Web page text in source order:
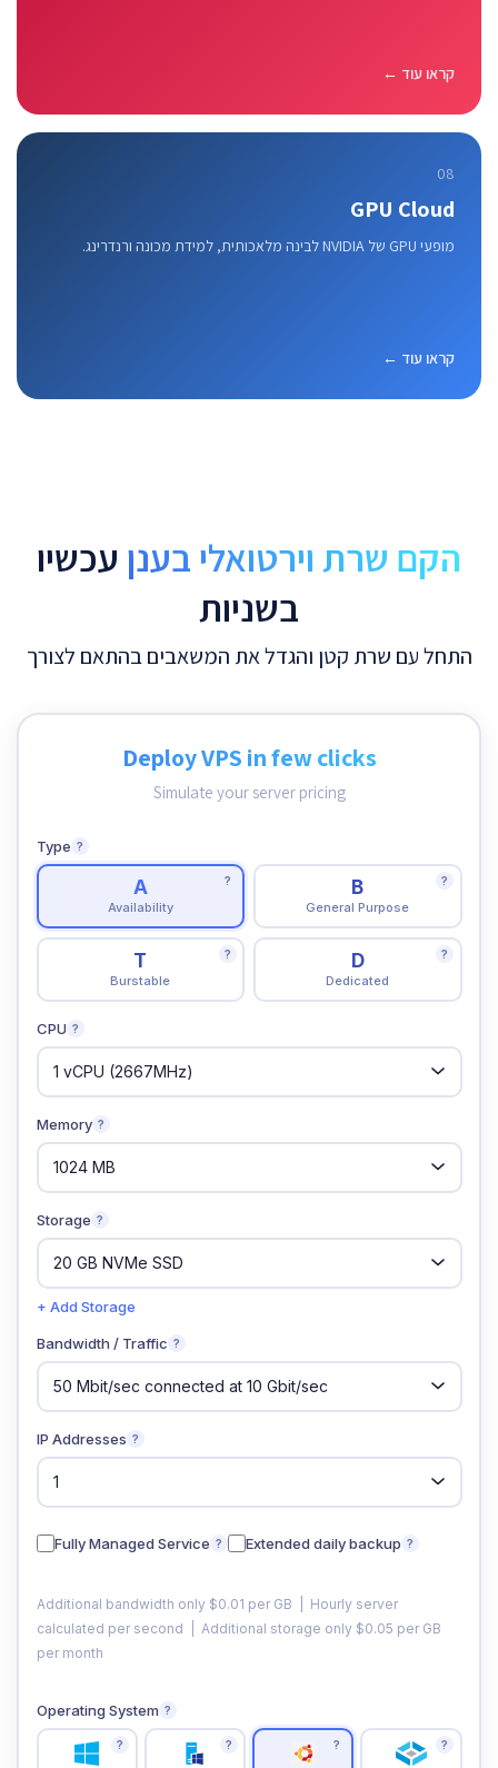
קראו עוד ←
08
GPU Cloud
מופעי GPU של NVIDIA לבינה מלאכותית, למידת מכונה ורנדרינג.
קראו עוד ←
הקם שרת וירטואלי בענן עכשיו
בשניות
התחל עם שרת קטן והגדל את המשאבים בהתאם לצורך
Deploy VPS in few clicks
Simulate your server pricing
Type ?
A
Availability
? B
General Purpose
?
T
Burstable
? D
Dedicated
?
CPU ?
Memory ?
Storage ?
+ Add Storage
Bandwidth / Traffic ?
IP Addresses ?
Fully Managed Service ? Extended daily backup ?
Additional bandwidth only $0.01 per GB | Hourly server
calculated per second | Additional storage only $0.05 per GB
per month
Operating System ?
? ? ? ?